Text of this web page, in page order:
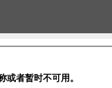
者暂时不可用。